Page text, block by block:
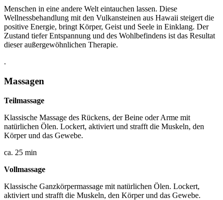
Menschen in eine andere Welt eintauchen lassen. Diese
Wellnessbehandlung mit den Vulkansteinen aus Hawaii steigert die
positive Energie, bringt Körper, Geist und Seele in Einklang. Der
Zustand tiefer Entspannung und des Wohlbefindens ist das Resultat
dieser außergewöhnlichen Therapie.
.
Massagen
Teilmassage
Klassische Massage des Rückens, der Beine oder Arme mit
natürlichen Ölen. Lockert, aktiviert und strafft die Muskeln, den
Körper und das Gewebe.
ca. 25 min
Vollmassage
Klassische Ganzkörpermassage mit natürlichen Ölen. Lockert,
aktiviert und strafft die Muskeln, den Körper und das Gewebe.